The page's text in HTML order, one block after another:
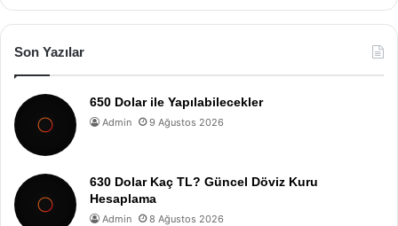
Son Yazılar
650 Dolar ile Yapılabilecekler
Admin 9 Ağustos 2026
630 Dolar Kaç TL? Güncel Döviz Kuru
Hesaplama
Admin 8 Ağustos 2026